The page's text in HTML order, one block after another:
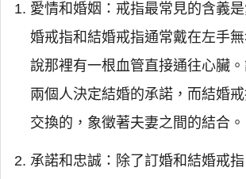
愛情和婚姻：戒指最常見的含義
婚戒指和結婚戒指通常戴在左手
說那裡有一根血管直接通往心臟
兩個人決定結婚的承諾，而結婚
交換的，象徵著夫妻之間的結合。
承諾和忠誠：除了訂婚和結婚戒